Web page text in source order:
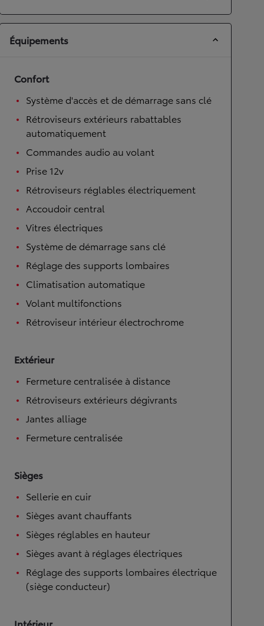
Équipements
Confort
Système d'accès et de démarrage sans clé
Rétroviseurs extérieurs rabattables
automatiquement
Commandes audio au volant
Prise 12v
Rétroviseurs réglables électriquement
Accoudoir central
Vitres électriques
Système de démarrage sans clé
Réglage des supports lombaires
Climatisation automatique
Volant multifonctions
Rétroviseur intérieur électrochrome
Extérieur
Fermeture centralisée à distance
Rétroviseurs extérieurs dégivrants
Jantes alliage
Fermeture centralisée
Sièges
Sellerie en cuir
Sièges avant chauffants
Sièges réglables en hauteur
Sièges avant à réglages électriques
Réglage des supports lombaires électrique
(siège conducteur)